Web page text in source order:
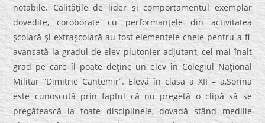
notabile. Calităţile de lider şi comportamentul exemplar
dovedite, coroborate cu performanţele din activitatea
şcolară şi extraşcolară au fost elementele cheie pentru a fi
avansată la gradul de elev plutonier adjutant, cel mai înalt
grad pe care îl poate deţine un elev în Colegiul Naţional
Militar “Dimitrie Cantemir”. Elevă în clasa a XII – a,Sorina
este cunoscută prin faptul că nu pregetă o clipă să se
pregătească la toate disciplinele, dovadă stând mediile